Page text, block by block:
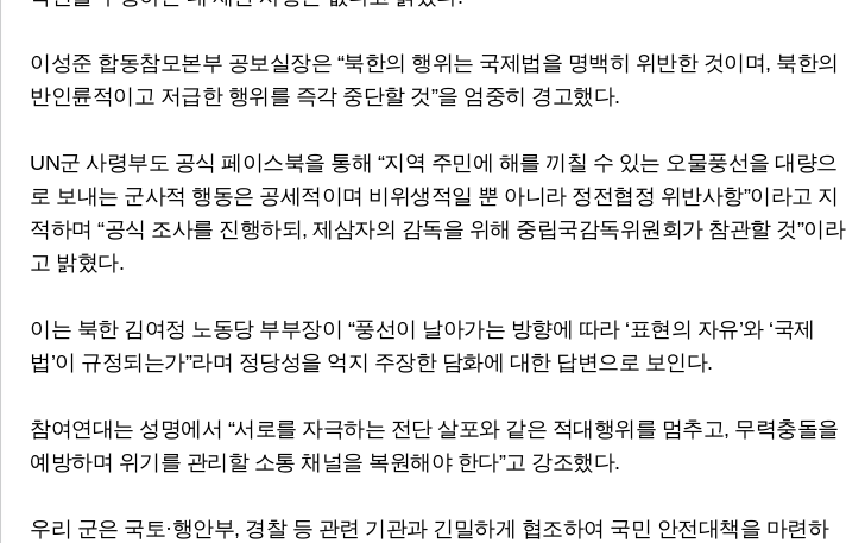
이성준 합동참모본부 공보실장은 “북한의 행위는 국제법을 명백히 위반한 것이며, 북한의
반인륜적이고 저급한 행위를 즉각 중단할 것”을 엄중히 경고했다.
UN군 사령부도 공식 페이스북을 통해 “지역 주민에 해를 끼칠 수 있는 오물풍선을 대량으
로 보내는 군사적 행동은 공세적이며 비위생적일 뿐 아니라 정전협정 위반사항”이라고 지
적하며 “공식 조사를 진행하되, 제삼자의 감독을 위해 중립국감독위원회가 참관할 것”이라
고 밝혔다.
이는 북한 김여정 노동당 부부장이 “풍선이 날아가는 방향에 따라 ‘표현의 자유’와 ‘국제
법’이 규정되는가”라며 정당성을 억지 주장한 담화에 대한 답변으로 보인다.
참여연대는 성명에서 “서로를 자극하는 전단 살포와 같은 적대행위를 멈추고, 무력충돌을
예방하며 위기를 관리할 소통 채널을 복원해야 한다”고 강조했다.
우리 군은 국토·행안부, 경찰 등 관련 기관과 긴밀하게 협조하여 국민 안전대책을 마련하